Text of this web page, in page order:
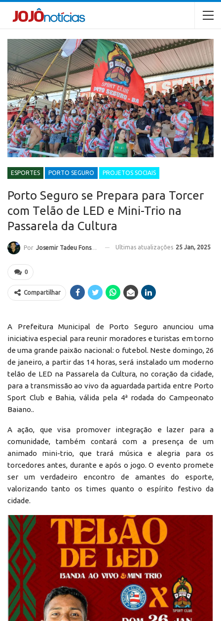
ESPORTES PORTO SEGURO PROJETOS SOCIAIS
Porto Seguro se Prepara para Torcer
com Telão de LED e Mini-Trio na
Passarela da Cultura
Por Josemir Tadeu Fonseca Ultimas atualizações 25 Jan, 2025
0
Compartilhar
A Prefeitura Municipal de Porto Seguro anunciou uma
iniciativa especial para reunir moradores e turistas em torno
de uma grande paixão nacional: o futebol. Neste domingo, 26
de janeiro, a partir das 14 horas, será instalado um moderno
telão de LED na Passarela da Cultura, no coração da cidade,
para a transmissão ao vivo da aguardada partida entre Porto
Sport Club e Bahia, válida pela 4ª rodada do Campeonato
Baiano..
A ação, que visa promover integração e lazer para a
comunidade, também contará com a presença de um
animado mini-trio, que trará música e alegria para os
torcedores antes, durante e após o jogo. O evento promete
ser um verdadeiro encontro de amantes do esporte,
valorizando tanto os times quanto o espírito festivo da
cidade.